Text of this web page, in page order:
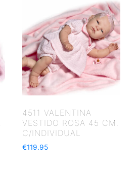
4511 VALENTINA
VESTIDO ROSA 45 CM.
C/INDIVIDUAL
€119.95